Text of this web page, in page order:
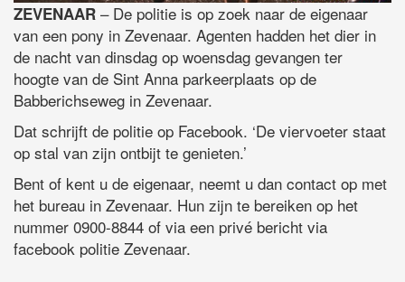
ZEVENAAR – De politie is op zoek naar de eigenaar
van een pony in Zevenaar. Agenten hadden het dier in
de nacht van dinsdag op woensdag gevangen ter
hoogte van de Sint Anna parkeerplaats op de
Babberichseweg in Zevenaar.
Dat schrijft de politie op Facebook. ‘De viervoeter staat
op stal van zijn ontbijt te genieten.’
Bent of kent u de eigenaar, neemt u dan contact op met
het bureau in Zevenaar. Hun zijn te bereiken op het
nummer 0900-8844 of via een privé bericht via
facebook politie Zevenaar.